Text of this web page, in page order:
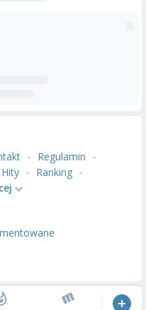
Regulamin
Hity
Ranking